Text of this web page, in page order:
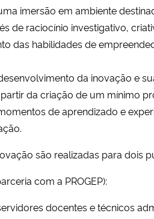
imersão em ambiente
de raciocínio investigativo,
das habilidades de
da inovação e
da criação de um mínimo
de aprendizado e
são realizadas para dois
com a PROGEP):
docentes e técnicos